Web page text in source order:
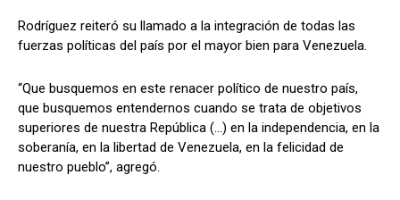
Rodríguez reiteró su llamado a la integración de todas las
fuerzas políticas del país por el mayor bien para Venezuela.
“Que busquemos en este renacer político de nuestro país,
que busquemos entendernos cuando se trata de objetivos
superiores de nuestra República (...) en la independencia, en la
soberanía, en la libertad de Venezuela, en la felicidad de
nuestro pueblo”, agregó.